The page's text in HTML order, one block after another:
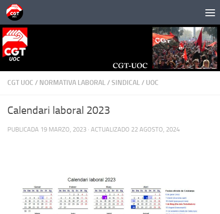
Saltar al contenido
CGT UOC / NORMATIVA LABORAL/SINDICAL/ UOC
Calendari laboral 2023
PUBLICADA 19 MARZO, 2023 · ACTUALIZADO 22 AGOSTO, 2024